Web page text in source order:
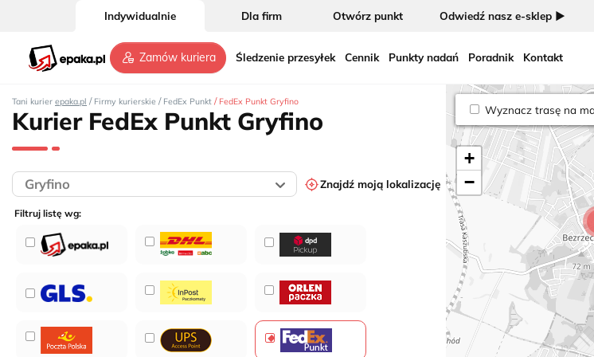
Indywidualnie Dla firm Otwórz punkt Odwiedź nasz e-sklep ►
Zamów kuriera Śledzenie przesyłek Cennik Punkty nadań Poradnik Kontakt
Tani kurier epaka.pl / Firmy kurierskie / FedEx Punkt / FedEx Punkt Gryfino
Kurier FedEx Punkt Gryfino
Znajdź moją lokalizację
Filtruj listę wg:
Wyznacz trasę na
+
−